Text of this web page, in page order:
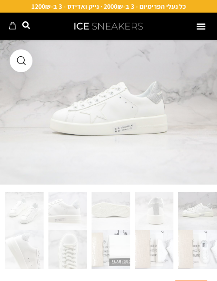
כל נעלי הפרימיום - 3 ב-2000₪ · נייק ואדידס - 3 ב-1200₪